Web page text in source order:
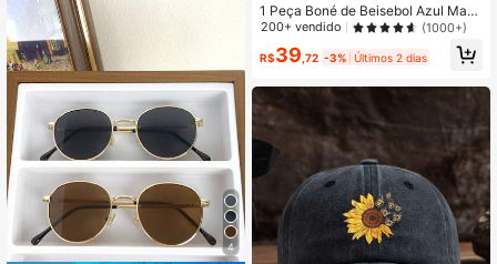
4
1 Peça Boné de Beisebol Azul Mari
nho com Dois Corações, Chapéu de
l Unissex
200+ vendido (1000+)
R$39 ,72 -3% Últimos 2 dias